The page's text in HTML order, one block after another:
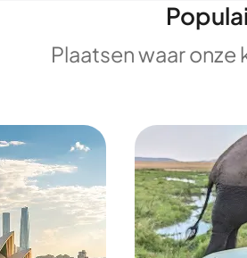
Plaatsen waar onze